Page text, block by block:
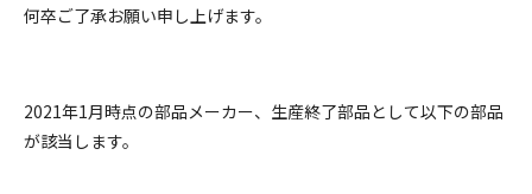
何卒ご了承お願い申し上げます。
2021年1月時点の部品メーカー、生産終了部品として以下の部品
が該当します。